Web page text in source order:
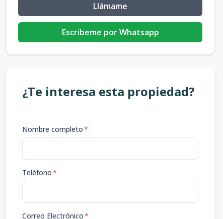
Llámame
Escribeme por Whatsapp
¿Te interesa esta propiedad?
Nombre completo*
Teléfono*
Correo Electrónico*